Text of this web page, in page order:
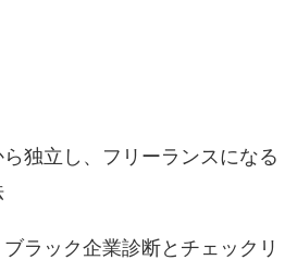
独立し、フリーランスになる
ラック企業診断とチェックリ